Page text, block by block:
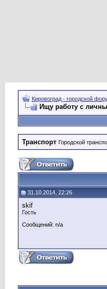
Кировоград - городской
Ищу работу с
Транспорт Городской
31.10.2014, 22:26
skif
Гость
Сообщений: n/a